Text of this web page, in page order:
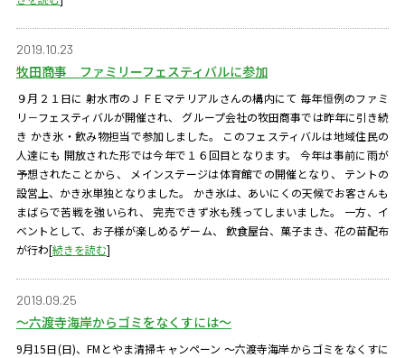
2019.10.23
牧田商事 ファミリーフェスティバルに参加
９月２１日に 射水市のＪＦＥマテリアルさんの構内にて 毎年恒例のファミ
リ－フェスティバルが開催され、 グループ会社の牧田商事では昨年に引き続
き かき氷・飲み物担当で参加しました。 このフェスティバルは地域住民の
人達にも 開放された形では今年で１６回目となります。 今年は事前に雨が
予想されたことから、 メインステージは体育館での開催となり、 テントの
設営上、かき氷単独となりました。 かき氷は、あいにくの天候でお客さんも
まばらで苦戦を強いられ、 完売できず氷も残ってしまいました。 一方、イ
ベントとして、お子様が楽しめるゲーム、 飲食屋台、菓子まき、花の苗配布
が行わ[続きを読む]
2019.09.25
～六渡寺海岸からゴミをなくすには～
9月15日(日)、FMとやま清掃キャンペーン ～六渡寺海岸からゴミをなくすに